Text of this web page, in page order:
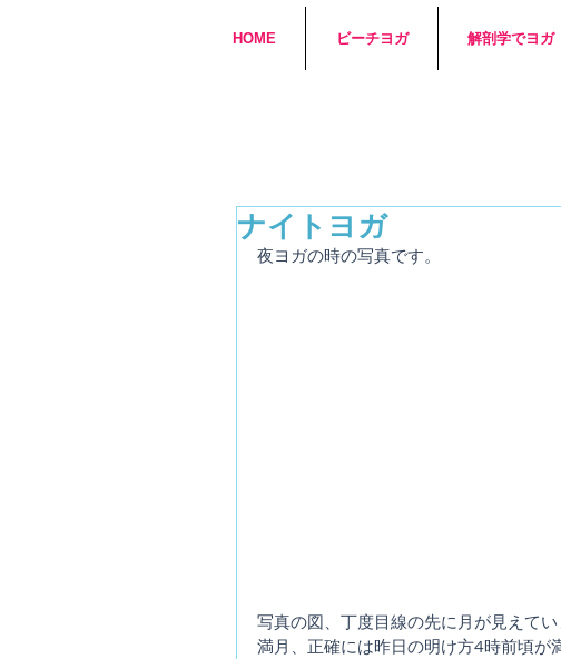
HOME ビーチヨガ 解剖学でヨガ
ナイトヨガ
夜ヨガの時の写真です。
写真の図、丁度目線の先に月が見えてい
満月、正確には昨日の明け方4時前頃が